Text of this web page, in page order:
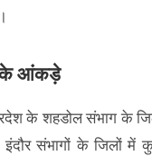
के आंकड़े
के शहडोल संभाग के
इंदौर संभागों के जिलों में